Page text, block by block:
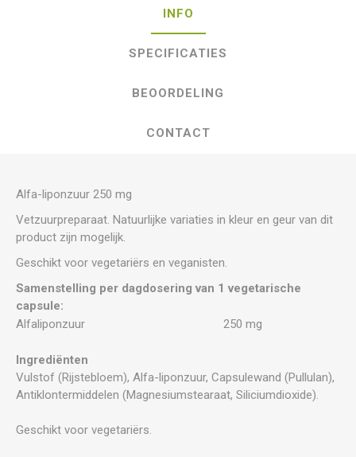
INFO
SPECIFICATIES
BEOORDELING
CONTACT
Alfa-liponzuur 250 mg
Vetzuurpreparaat. Natuurlijke variaties in kleur en geur van dit
product zijn mogelijk.
Geschikt voor vegetariërs en veganisten.
Samenstelling per dagdosering van 1 vegetarische
capsule:
Alfaliponzuur
250 mg
Ingrediënten
Vulstof (Rijstebloem), Alfa-liponzuur, Capsulewand (Pullulan),
Antiklontermiddelen (Magnesiumstearaat, Siliciumdioxide).
Geschikt voor vegetariërs.